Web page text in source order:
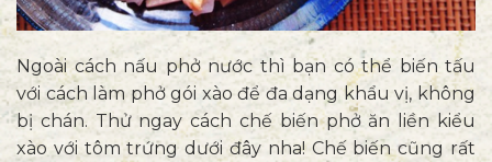
Ngoài cách nấu phở nước thì bạn có thể biến tấu
với cách làm phở gói xào để đa dạng khẩu vị, không
bị chán. Thử ngay cách chế biến phở ăn liền kiểu
xào với tôm trứng dưới đây nha! Chế biến cũng rất